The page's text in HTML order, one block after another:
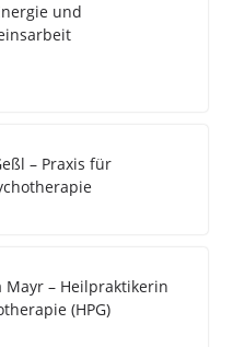
und
– Praxis für
Mayr – Heilpraktikerin
(HPG)